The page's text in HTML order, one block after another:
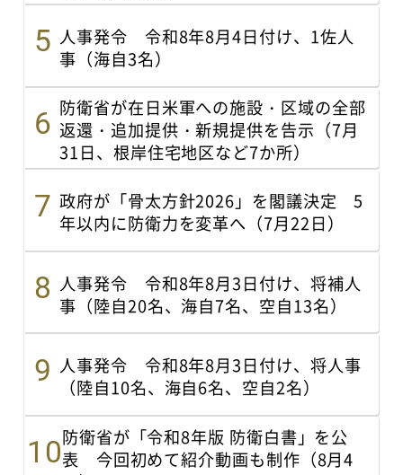
人事発令 令和8年8月4日付け、1佐人
事（海自3名）
防衛省が在日米軍への施設・区域の全部
返還・追加提供・新規提供を告示（7月
31日、根岸住宅地区など7か所）
政府が「骨太方針2026」を閣議決定 5
年以内に防衛力を変革へ（7月22日）
人事発令 令和8年8月3日付け、将補人
事（陸自20名、海自7名、空自13名）
人事発令 令和8年8月3日付け、将人事
（陸自10名、海自6名、空自2名）
防衛省が「令和8年版 防衛白書」を公
表 今回初めて紹介動画も制作（8月4